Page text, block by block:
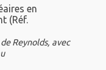
en
(Réf.
Reynolds, avec